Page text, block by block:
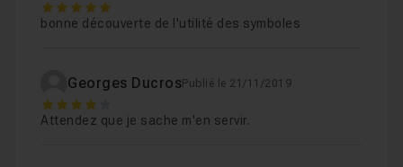
5
bonne découverte de l'utilité des symboles
Georges DucrosPublié le 21/11/2019
4
Attendez que je sache m'en servir.